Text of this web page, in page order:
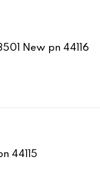
New pn 44116
44115